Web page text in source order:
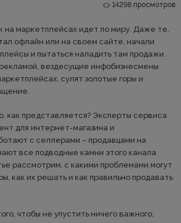
14298 просмотров
на маркетплейсах идет по миру. Даже те,
офлайн или на своем сайте, начали
и пытаться наладить там продажи.
вездесущие инфобизнесмены
сулят золотые горы и
как представляется? Эксперты сервиса
для интернет-магазина и
с селлерами – продавцами на
все подводные камни этого канала
рассмотрим, с какими проблемами могут
как их решать и как правильно продавать
чтобы не упустить ничего важного,